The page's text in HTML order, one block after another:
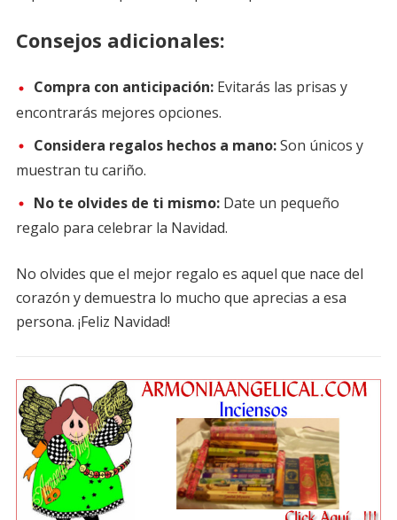
Consejos adicionales:
Compra con anticipación:Evitarás las prisas y
encontrarás mejores opciones.
Considera regalos hechos a mano:Son únicos y
muestran tu cariño.
No te olvides de ti mismo:Date un pequeño
regalo para celebrar la Navidad.
No olvides que el mejor regalo es aquel que nace del
corazón y demuestra lo mucho que aprecias a esa
persona. ¡Feliz Navidad!